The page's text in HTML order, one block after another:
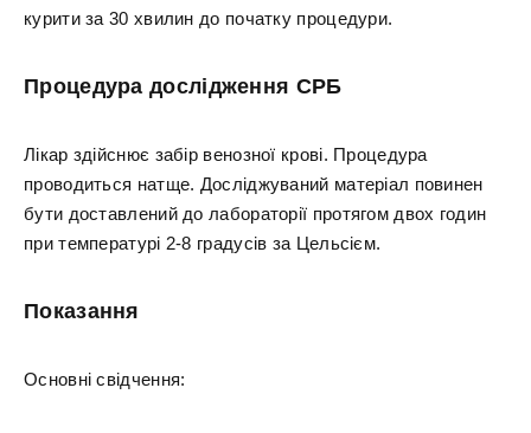
курити за 30 хвилин до початку процедури.
Процедура дослідження СРБ
Лікар здійснює забір венозної крові. Процедура
проводиться натще. Досліджуваний матеріал повинен
бути доставлений до лабораторії протягом двох годин
при температурі 2-8 градусів за Цельсієм.
Показання
Основні свідчення: